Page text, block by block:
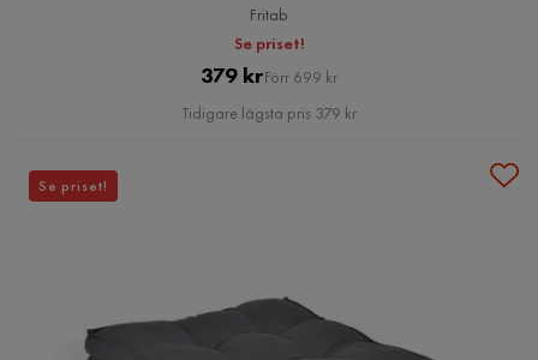
Fritab
Se priset!
Pris
379 krOriginal
Pris
Förr 699 kr
Tidigare lägsta pris 379 kr
Se priset!